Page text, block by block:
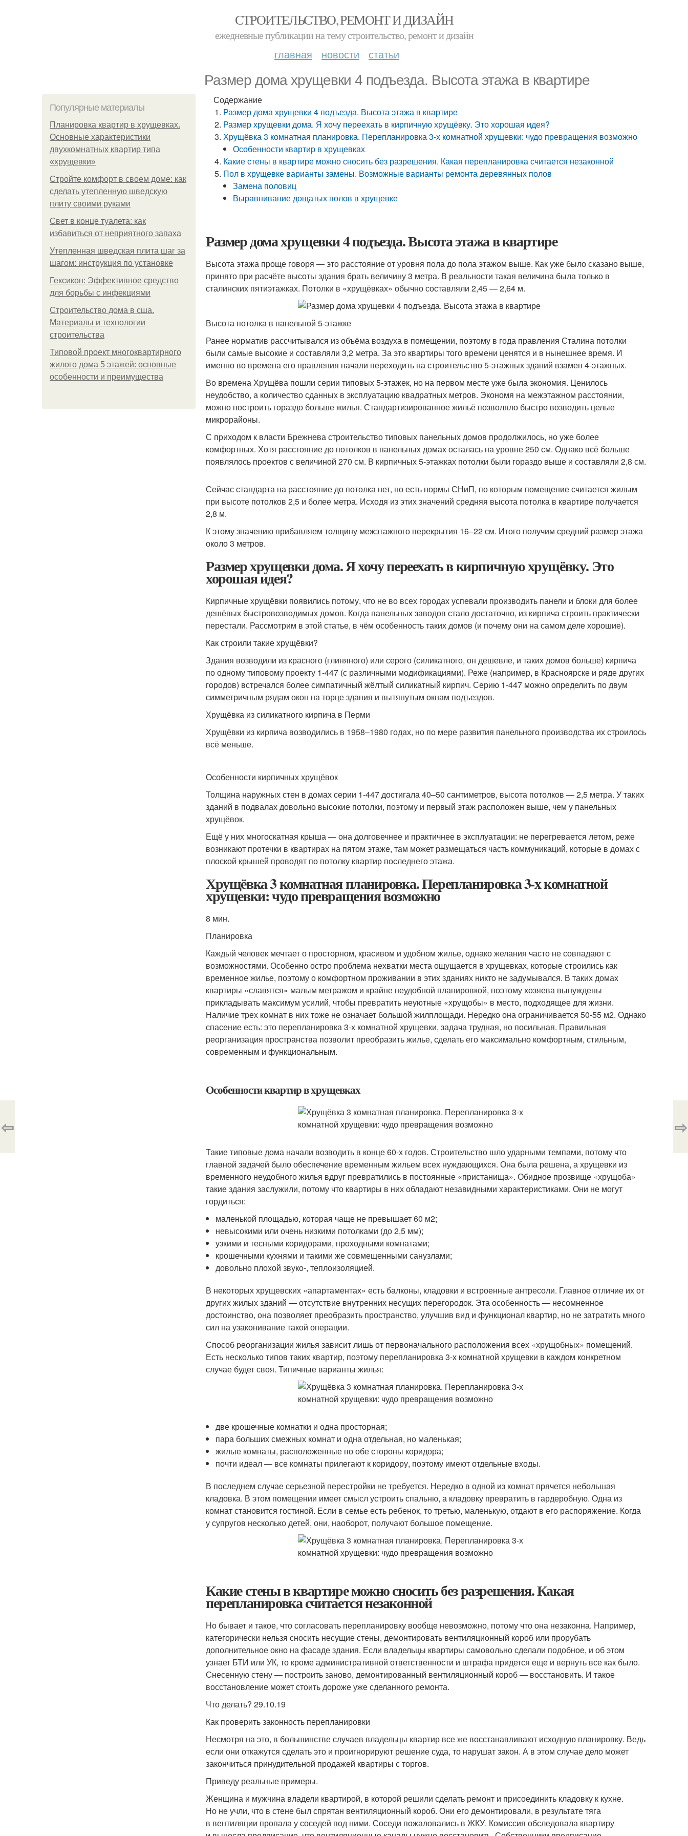
СТРОИТЕЛЬСТВО, РЕМОНТ И ДИЗАЙН
ежедневные публикации на тему строительство, ремонт и дизайн
главная новости статьи
Размер дома хрущевки 4 подъезда. Высота этажа в квартире
Популярные материалы
Планировка квартир в хрущевках.
Основные характеристики
двухкомнатных квартир типа
«хрущевки»
Стройте комфорт в своем доме: как
сделать утепленную шведскую
плиту своими руками
Свет в конце туалета: как
избавиться от неприятного запаха
Утепленная шведская плита шаг за
шагом: инструкция по установке
Гексикон: Эффективное средство
для борьбы с инфекциями
Строительство дома в сша.
Материалы и технологии
строительства
Типовой проект многоквартирного
жилого дома 5 этажей: основные
особенности и преимущества
Содержание
Размер дома хрущевки 4 подъезда. Высота этажа в квартире
Размер хрущевки дома. Я хочу переехать в кирпичную хрущёвку. Это хорошая идея?
Хрущёвка 3 комнатная планировка. Перепланировка 3-х комнатной хрущевки: чудо превращения возможно
Особенности квартир в хрущевках
Какие стены в квартире можно сносить без разрешения. Какая перепланировка считается незаконной
Пол в хрущевке варианты замены. Возможные варианты ремонта деревянных полов
Замена половиц
Выравнивание дощатых полов в хрущевке
Размер дома хрущевки 4 подъезда. Высота этажа в квартире
Высота этажа проще говоря — это расстояние от уровня пола до пола этажом выше. Как уже было сказано выше,
принято при расчёте высоты здания брать величину 3 метра. В реальности такая величина была только в
сталинских пятиэтажках. Потолки в «хрущёвках» обычно составляли 2,45 — 2,64 м.
Высота потолка в панельной 5-этажке
Ранее норматив рассчитывался из объёма воздуха в помещении, поэтому в года правления Сталина потолки
были самые высокие и составляли 3,2 метра. За это квартиры того времени ценятся и в нынешнее время. И
именно во времена его правления начали переходить на строительство 5-этажных зданий взамен 4-этажных.
Во времена Хрущёва пошли серии типовых 5-этажек, но на первом месте уже была экономия. Ценилось
неудобство, а количество сданных в эксплуатацию квадратных метров. Экономя на межэтажном расстоянии,
можно построить гораздо больше жилья. Стандартизированное жильё позволяло быстро возводить целые
микрорайоны.
С приходом к власти Брежнева строительство типовых панельных домов продолжилось, но уже более
комфортных. Хотя расстояние до потолков в панельных домах осталась на уровне 250 см. Однако всё больше
появлялось проектов с величиной 270 см. В кирпичных 5-этажках потолки были гораздо выше и составляли 2,8 см.
Сейчас стандарта на расстояние до потолка нет, но есть нормы СНиП, по которым помещение считается жилым
при высоте потолков 2,5 и более метра. Исходя из этих значений средняя высота потолка в квартире получается
2,8 м.
К этому значению прибавляем толщину межэтажного перекрытия 16–22 см. Итого получим средний размер этажа
около 3 метров.
Размер хрущевки дома. Я хочу переехать в кирпичную хрущёвку. Это
хорошая идея?
Кирпичные хрущёвки появились потому, что не во всех городах успевали производить панели и блоки для более
дешёвых быстровозводимых домов. Когда панельных заводов стало достаточно, из кирпича строить практически
перестали. Рассмотрим в этой статье, в чём особенность таких домов (и почему они на самом деле хорошие).
Как строили такие хрущёвки?
Здания возводили из красного (глиняного) или серого (силикатного, он дешевле, и таких домов больше) кирпича
по одному типовому проекту 1-447 (с различными модификациями). Реже (например, в Красноярске и ряде других
городов) встречался более симпатичный жёлтый силикатный кирпич. Серию 1-447 можно определить по двум
симметричным рядам окон на торце здания и вытянутым окнам подъездов.
Хрущёвка из силикатного кирпича в Перми
Хрущёвки из кирпича возводились в 1958–1980 годах, но по мере развития панельного производства их строилось
всё меньше.
Особенности кирпичных хрущёвок
Толщина наружных стен в домах серии 1-447 достигала 40–50 сантиметров, высота потолков — 2,5 метра. У таких
зданий в подвалах довольно высокие потолки, поэтому и первый этаж расположен выше, чем у панельных
хрущёвок.
Ещё у них многоскатная крыша — она долговечнее и практичнее в эксплуатации: не перегревается летом, реже
возникают протечки в квартирах на пятом этаже, там может размещаться часть коммуникаций, которые в домах с
плоской крышей проводят по потолку квартир последнего этажа.
Хрущёвка 3 комнатная планировка. Перепланировка 3-х комнатной
хрущевки: чудо превращения возможно
8 мин.
Планировка
Каждый человек мечтает о просторном, красивом и удобном жилье, однако желания часто не совпадают с
возможностями. Особенно остро проблема нехватки места ощущается в хрущевках, которые строились как
временное жилье, поэтому о комфортном проживании в этих зданиях никто не задумывался. В таких домах
квартиры «славятся» малым метражом и крайне неудобной планировкой, поэтому хозяева вынуждены
прикладывать максимум усилий, чтобы превратить неуютные «хрущобы» в место, подходящее для жизни.
Наличие трех комнат в них тоже не означает большой жилплощади. Нередко она ограничивается 50-55 м2. Однако
спасение есть: это перепланировка 3-х комнатной хрущевки, задача трудная, но посильная. Правильная
реорганизация пространства позволит преобразить жилье, сделать его максимально комфортным, стильным,
современным и функциональным.
Особенности квартир в хрущевках
Такие типовые дома начали возводить в конце 60-х годов. Строительство шло ударными темпами, потому что
главной задачей было обеспечение временным жильем всех нуждающихся. Она была решена, а хрущевки из
временного неудобного жилья вдруг превратились в постоянные «пристанища». Обидное прозвище «хрущоба»
такие здания заслужили, потому что квартиры в них обладают незавидными характеристиками. Они не могут
гордиться:
маленькой площадью, которая чаще не превышает 60 м2;
невысокими или очень низкими потолками (до 2,5 мм);
узкими и тесными коридорами, проходными комнатами;
крошечными кухнями и такими же совмещенными санузлами;
довольно плохой звуко-, теплоизоляцией.
В некоторых хрущевских «апартаментах» есть балконы, кладовки и встроенные антресоли. Главное отличие их от
других жилых зданий — отсутствие внутренних несущих перегородок. Эта особенность — несомненное
достоинство, она позволяет преобразить пространство, улучшив вид и функционал квартир, но не затратить много
сил на узаконивание такой операции.
Способ реорганизации жилья зависит лишь от первоначального расположения всех «хрущобных» помещений.
Есть несколько типов таких квартир, поэтому перепланировка 3-х комнатной хрущевки в каждом конкретном
случае будет своя. Типичные варианты жилья:
две крошечные комнатки и одна просторная;
пара больших смежных комнат и одна отдельная, но маленькая;
жилые комнаты, расположенные по обе стороны коридора;
почти идеал — все комнаты прилегают к коридору, поэтому имеют отдельные входы.
В последнем случае серьезной перестройки не требуется. Нередко в одной из комнат прячется небольшая
кладовка. В этом помещении имеет смысл устроить спальню, а кладовку превратить в гардеробную. Одна из
комнат становится гостиной. Если в семье есть ребенок, то третью, маленькую, отдают в его распоряжение. Когда
у супругов несколько детей, они, наоборот, получают большое помещение.
Какие стены в квартире можно сносить без разрешения. Какая
перепланировка считается незаконной
Но бывает и такое, что согласовать перепланировку вообще невозможно, потому что она незаконна. Например,
категорически нельзя сносить несущие стены, демонтировать вентиляционный короб или прорубать
дополнительное окно на фасаде здания. Если владельцы квартиры самовольно сделали подобное, и об этом
узнает БТИ или УК, то кроме административной ответственности и штрафа придется еще и вернуть все как было.
Снесенную стену — построить заново, демонтированный вентиляционный короб — восстановить. И такое
восстановление может стоить дороже уже сделанного ремонта.
Что делать? 29.10.19
Как проверить законность перепланировки
Несмотря на это, в большинстве случаев владельцы квартир все же восстанавливают исходную планировку. Ведь
если они откажутся сделать это и проигнорируют решение суда, то нарушат закон. А в этом случае дело может
закончиться принудительной продажей квартиры с торгов.
Приведу реальные примеры.
Женщина и мужчина владели квартирой, в которой решили сделать ремонт и присоединить кладовку к кухне.
Но не учли, что в стене был спрятан вентиляционный короб. Они его демонтировали, в результате тяга
в вентиляции пропала у соседей под ними. Соседи пожаловались в ЖКУ. Комиссия обследовала квартиру
⇦ ⇨